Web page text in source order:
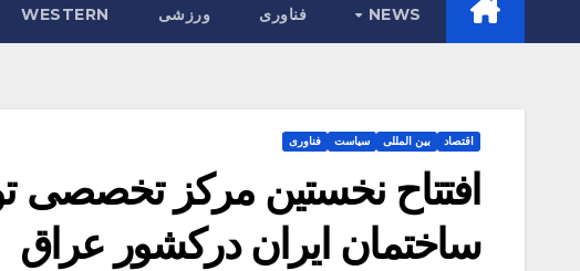
NEWS فناوری ورزشی WESTERN
اقتصاد بین المللی سیاست فناوری
افتتاح نخستین مرکز
ساختمان ایران درکشور عراق